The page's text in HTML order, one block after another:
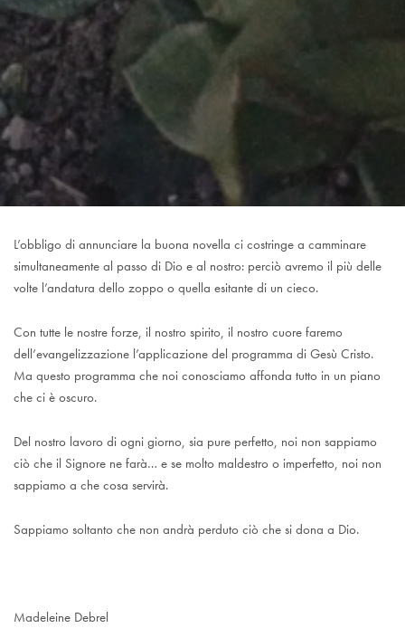
L’obbligo di annunciare la buona novella ci costringe a camminare
simultaneamente al passo di Dio e al nostro: perciò avremo il più delle
volte l’andatura dello zoppo o quella esitante di un cieco.
Con tutte le nostre forze, il nostro spirito, il nostro cuore faremo
dell’evangelizzazione l’applicazione del programma di Gesù Cristo.
Ma questo programma che noi conosciamo affonda tutto in un piano
che ci è oscuro.
Del nostro lavoro di ogni giorno, sia pure perfetto, noi non sappiamo
ciò che il Signore ne farà… e se molto maldestro o imperfetto, noi non
sappiamo a che cosa servirà.
Sappiamo soltanto che non andrà perduto ciò che si dona a Dio.
Madeleine Debrel